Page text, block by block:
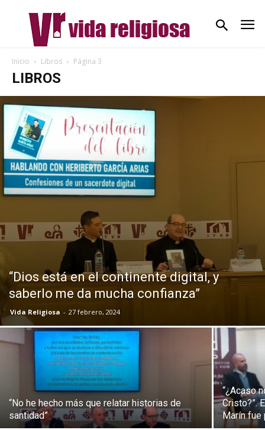
Inicio Libros Página 3
LIBROS
“Dios está en el continente digital, y
saberlo me da mucha confianza”
Vida Religiosa - 27 febrero, 2024
“No he hecho más que relatar historias de
santidad”
“¿Acaso
Cristo?”.
Marín fue